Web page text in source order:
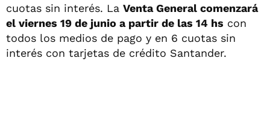
cuotas sin interés. La Venta General comenzará
el viernes 19 de junio a partir de las 14 hs con
todos los medios de pago y en 6 cuotas sin
interés con tarjetas de crédito Santander.